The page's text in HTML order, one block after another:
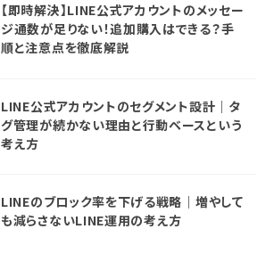
【即時解決】LINE公式アカウントのメッセー
ジ通数が足りない！追加購入はできる？手
順と注意点を徹底解説
LINE公式アカウントのセグメント設計｜タ
グ管理が続かない理由と行動ベースという
考え方
LINEのブロック率を下げる戦略｜増やして
も減らさないLINE運用の考え方